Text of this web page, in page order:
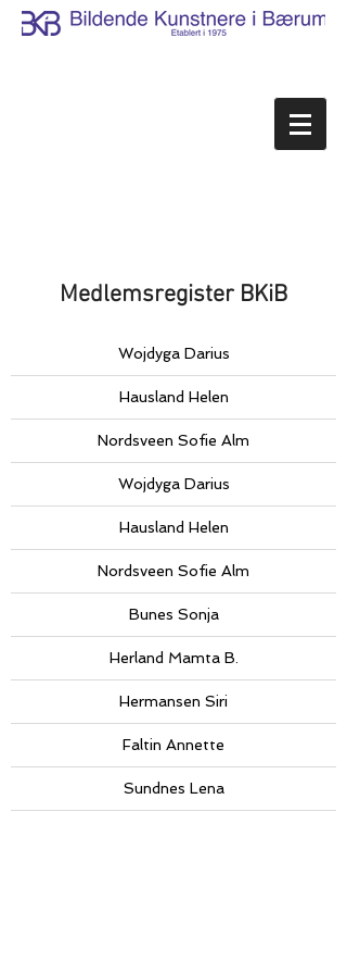
Medlemsregister BKiB
Wojdyga Darius
Hausland Helen
Nordsveen Sofie Alm
Wojdyga Darius
Hausland Helen
Nordsveen Sofie Alm
Bunes Sonja
Herland Mamta B.
Hermansen Siri
Faltin Annette
Sundnes Lena